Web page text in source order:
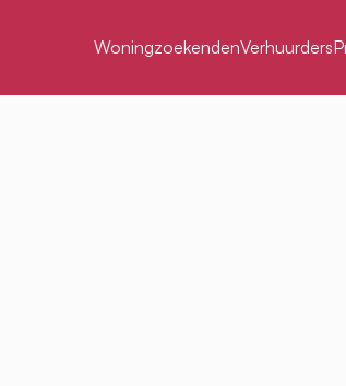
WoningzoekendenVerhuurders